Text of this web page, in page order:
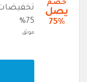
خصم
يصل
75%
75%
موثق